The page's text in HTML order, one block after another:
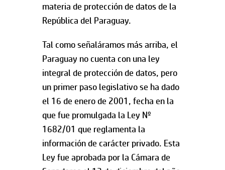
materia de protección de datos de la
República del Paraguay.
Tal como señaláramos más arriba, el
Paraguay no cuenta con una ley
integral de protección de datos, pero
un primer paso legislativo se ha dado
el 16 de enero de 2001, fecha en la
que fue promulgada la Ley Nº
1682/01 que reglamenta la
información de carácter privado. Esta
Ley fue aprobada por la Cámara de